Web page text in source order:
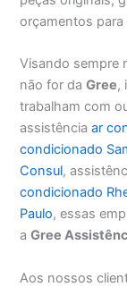
orçamentos para
Visando sempre
não for daGree,
trabalham com
assistência ar
condicionado
Consul,
condicionado
Paulo, essas
aGree
Aos nossos